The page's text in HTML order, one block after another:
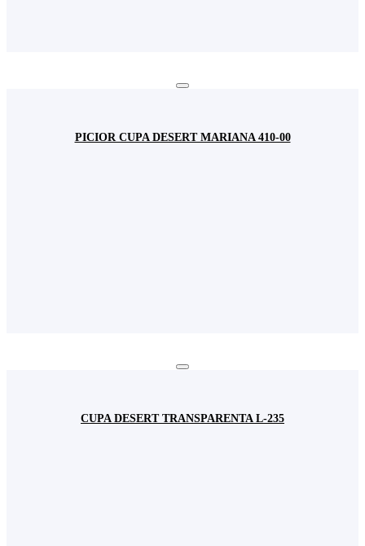
PICIOR CUPA DESERT MARIANA 410-00
CUPA DESERT TRANSPARENTA L-235